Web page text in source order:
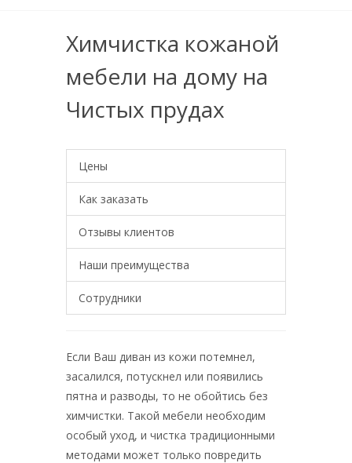
Химчистка кожаной
мебели на дому на
Чистых прудах
Цены
Как заказать
Отзывы клиентов
Наши преимущества
Сотрудники
Если Ваш диван из кожи потемнел,
засалился, потускнел или появились
пятна и разводы, то не обойтись без
химчистки. Такой мебели необходим
особый уход, и чистка традиционными
методами может только повредить